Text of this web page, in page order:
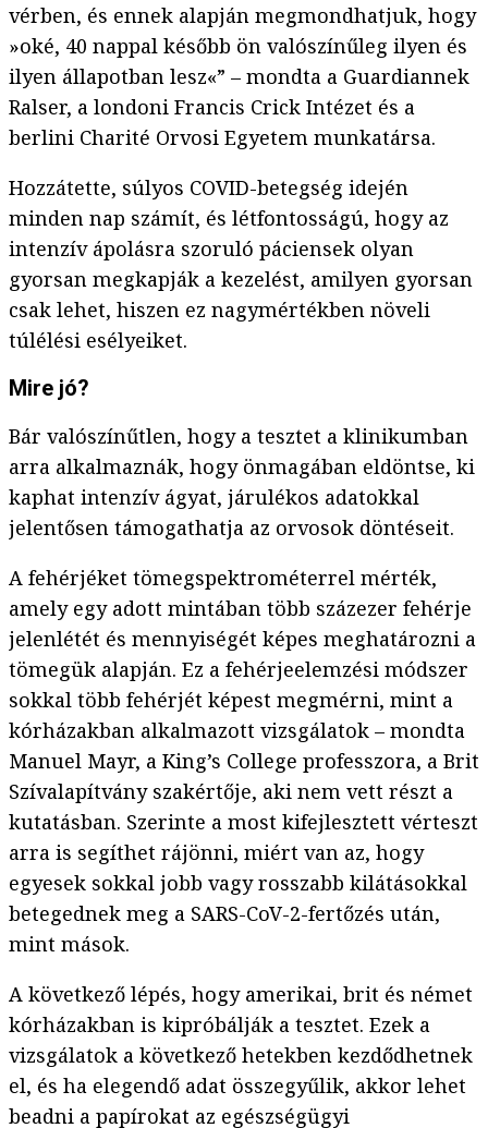
vérben, és ennek alapján megmondhatjuk, hogy
»oké, 40 nappal később ön valószínűleg ilyen és
ilyen állapotban lesz«” – mondta a Guardiannek
Ralser, a londoni Francis Crick Intézet és a
berlini Charité Orvosi Egyetem munkatársa.
Hozzátette, súlyos COVID-betegség idején
minden nap számít, és létfontosságú, hogy az
intenzív ápolásra szoruló páciensek olyan
gyorsan megkapják a kezelést, amilyen gyorsan
csak lehet, hiszen ez nagymértékben növeli
túlélési esélyeiket.
Mire jó?
Bár valószínűtlen, hogy a tesztet a klinikumban
arra alkalmaznák, hogy önmagában eldöntse, ki
kaphat intenzív ágyat, járulékos adatokkal
jelentősen támogathatja az orvosok döntéseit.
A fehérjéket tömegspektrométerrel mérték,
amely egy adott mintában több százezer fehérje
jelenlétét és mennyiségét képes meghatározni a
tömegük alapján. Ez a fehérjeelemzési módszer
sokkal több fehérjét képest megmérni, mint a
kórházakban alkalmazott vizsgálatok – mondta
Manuel Mayr, a King’s College professzora, a Brit
Szívalapítvány szakértője, aki nem vett részt a
kutatásban. Szerinte a most kifejlesztett vérteszt
arra is segíthet rájönni, miért van az, hogy
egyesek sokkal jobb vagy rosszabb kilátásokkal
betegednek meg a SARS-CoV-2-fertőzés után,
mint mások.
A következő lépés, hogy amerikai, brit és német
kórházakban is kipróbálják a tesztet. Ezek a
vizsgálatok a következő hetekben kezdődhetnek
el, és ha elegendő adat összegyűlik, akkor lehet
beadni a papírokat az egészségügyi